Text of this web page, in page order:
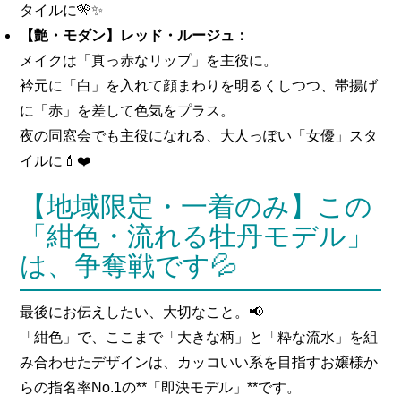
タイルに🎌✨
【艶・モダン】レッド・ルージュ：
メイクは「真っ赤なリップ」を主役に。
衿元に「白」を入れて顔まわりを明るくしつつ、帯揚げ
に「赤」を差して色気をプラス。
夜の同窓会でも主役になれる、大人っぽい「女優」スタ
イルに💄❤️
【地域限定・一着のみ】この
「紺色・流れる牡丹モデル」
は、争奪戦です💦
最後にお伝えしたい、大切なこと。📢
「紺色」で、ここまで「大きな柄」と「粋な流水」を組
み合わせたデザインは、カッコいい系を目指すお嬢様か
らの指名率No.1の**「即決モデル」**です。